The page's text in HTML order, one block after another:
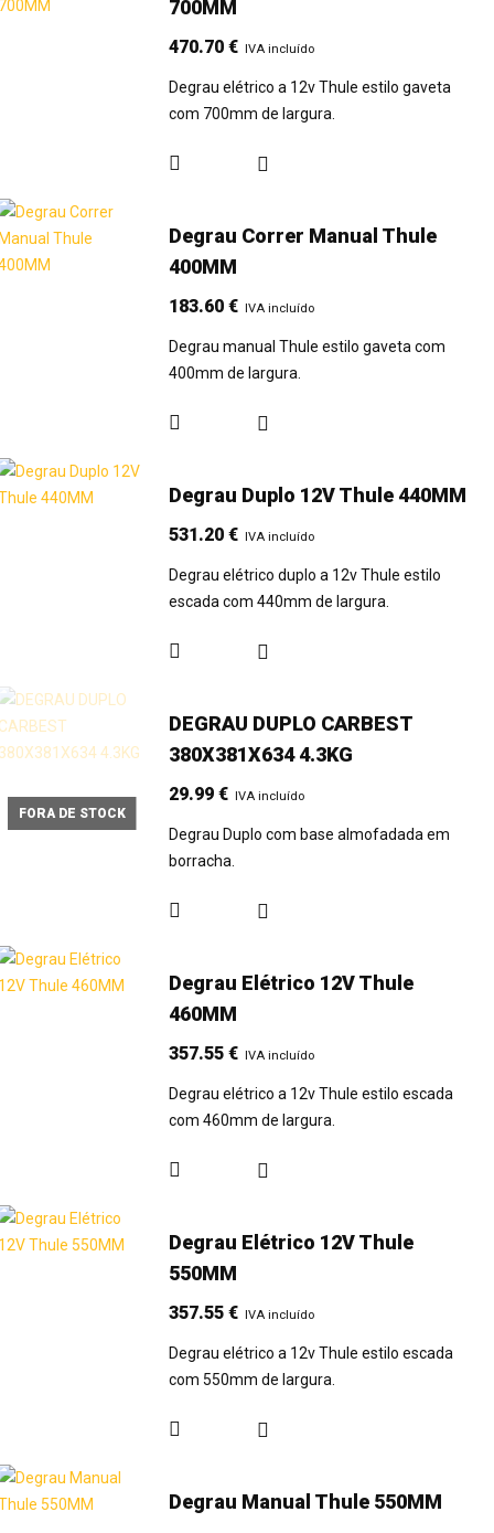
700MM
470.70€ IVA incluído
Degrau elétrico a 12v Thule estilo gaveta
com 700mm de largura.
Degrau Correr Manual Thule
400MM
183.60€ IVA incluído
Degrau manual Thule estilo gaveta com
400mm de largura.
Degrau Duplo 12V Thule 440MM
531.20€ IVA incluído
Degrau elétrico duplo a 12v Thule estilo
escada com 440mm de largura.
FORA DE STOCK
DEGRAU DUPLO CARBEST
380X381X634 4.3KG
29.99€ IVA incluído
Degrau Duplo com base almofadada em
borracha.
Degrau Elétrico 12V Thule
460MM
357.55€ IVA incluído
Degrau elétrico a 12v Thule estilo escada
com 460mm de largura.
Degrau Elétrico 12V Thule
550MM
357.55€ IVA incluído
Degrau elétrico a 12v Thule estilo escada
com 550mm de largura.
Degrau Manual Thule 550MM